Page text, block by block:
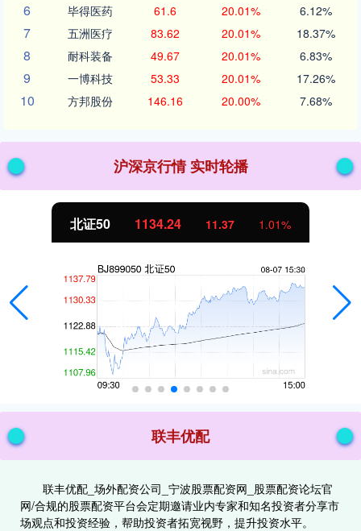
6 毕得医药 61.6 20.01% 6.12%
7 五洲医疗 83.62 20.01% 18.37%
8 耐科装备 49.67 20.01% 6.83%
9 一博科技 53.33 20.01% 17.26%
10 方邦股份 146.16 20.00% 7.68%
沪深京行情 实时轮播
北证50 1134.24 11.37 1.01%
联丰优配
联丰优配_场外配资公司_宁波股票配资网_股票配资论坛官
网/合规的股票配资平台会定期邀请业内专家和知名投资者分享市
场观点和投资经验，帮助投资者拓宽视野，提升投资水平。